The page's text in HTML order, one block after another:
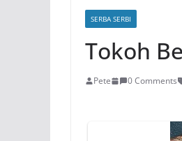
SERBA SERBI
Tokoh
Pete 0 Comments